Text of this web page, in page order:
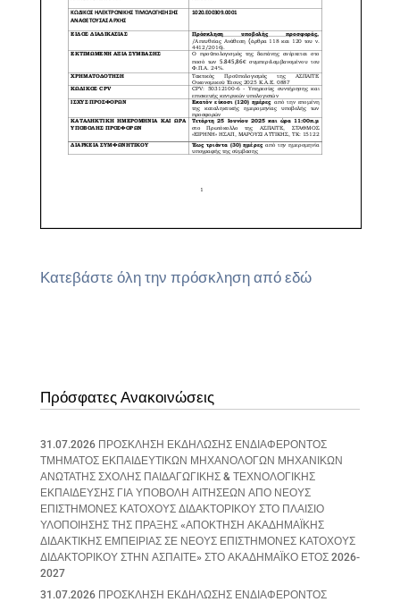
Κατεβάστε όλη την πρόσκληση από εδώ
Πρόσφατες Ανακοινώσεις
31.07.2026 ΠΡΟΣΚΛΗΣΗ ΕΚΔΗΛΩΣΗΣ ΕΝΔΙΑΦΕΡΟΝΤΟΣ
ΤΜΗΜΑΤΟΣ ΕΚΠΑΙΔΕΥΤΙΚΩΝ ΜΗΧΑΝΟΛΟΓΩΝ ΜΗΧΑΝΙΚΩΝ
ΑΝΩΤΑΤΗΣ ΣΧΟΛΗΣ ΠΑΙΔΑΓΩΓΙΚΗΣ & ΤΕΧΝΟΛΟΓΙΚΗΣ
ΕΚΠΑΙΔΕΥΣΗΣ ΓΙΑ ΥΠΟΒΟΛΗ ΑΙΤΗΣΕΩΝ ΑΠΟ ΝΕΟΥΣ
ΕΠΙΣΤΗΜΟΝΕΣ ΚΑΤΟΧΟΥΣ ΔΙΔΑΚΤΟΡΙΚΟΥ ΣΤΟ ΠΛΑΙΣΙΟ
ΥΛΟΠΟΙΗΣΗΣ ΤΗΣ ΠΡΑΞΗΣ «ΑΠΟΚΤΗΣΗ ΑΚΑΔΗΜΑΪΚΗΣ
ΔΙΔΑΚΤΙΚΗΣ ΕΜΠΕΙΡΙΑΣ ΣΕ ΝΕΟΥΣ ΕΠΙΣΤΗΜΟΝΕΣ ΚΑΤΟΧΟΥΣ
ΔΙΔΑΚΤΟΡΙΚΟΥ ΣΤΗΝ ΑΣΠΑΙΤΕ» ΣΤΟ ΑΚΑΔΗΜΑΪΚΟ ΕΤΟΣ 2026-
2027
31.07.2026 ΠΡΟΣΚΛΗΣΗ ΕΚΔΗΛΩΣΗΣ ΕΝΔΙΑΦΕΡΟΝΤΟΣ